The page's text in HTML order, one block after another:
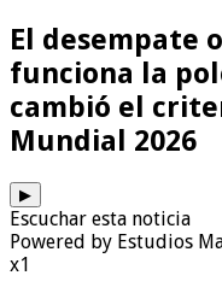
El desempate
funciona la
cambió el
Mundial 2026
▶
Escuchar esta noticia
Powered by Estudios
x1